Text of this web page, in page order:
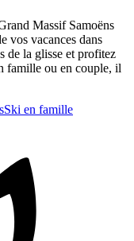
Massif Samoëns
vos vacances dans
de la glisse et profitez
famille ou en couple, il
Ski en famille